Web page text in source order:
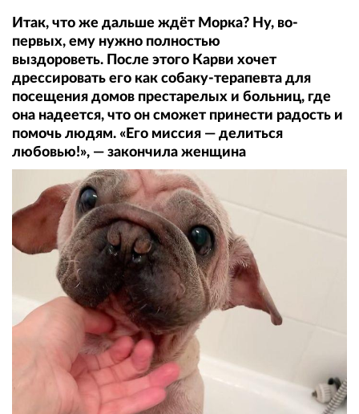
Итак, что же дальше ждёт Морка? Ну, во-
первых, ему нужно полностью
выздороветь. После этого Карви хочет
дрессировать его как собаку-терапевта для
посещения домов престарелых и больниц, где
она надеется, что он сможет принести радость и
помочь людям. «Его миссия — делиться
любовью!», — закончила женщина